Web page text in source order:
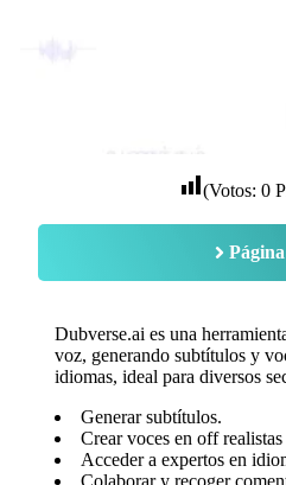
(Votos: 0
Dubverse.ai es una
voz, generando subtítulos y
idiomas, ideal para diversos
Generar subtítulos.
Crear voces en off
Acceder a expertos en